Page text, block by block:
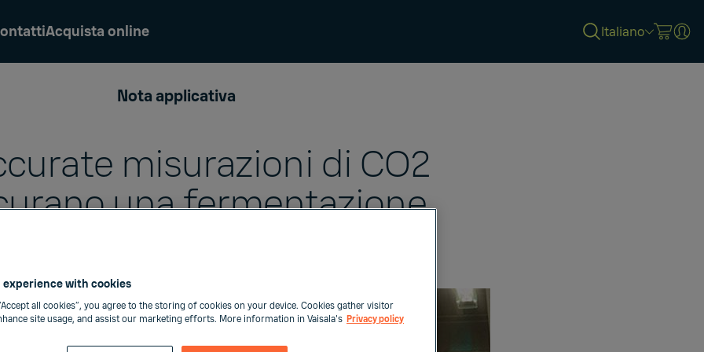
Acquista online Italiano
Nota applicativa
misurazioni di CO2
una fermentazione
experience with cookies
all cookies”, you agree to the storing of cookies on your device. Cookies gather visitor
site usage, and assist our marketing efforts. More information in Vaisala's Privacy policy